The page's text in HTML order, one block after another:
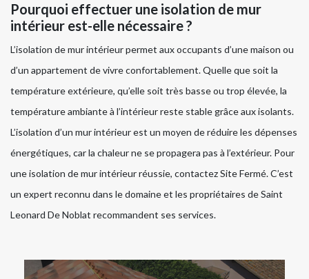
Pourquoi effectuer une isolation de mur
intérieur est-elle nécessaire ?
L’isolation de mur intérieur permet aux occupants d’une maison ou
d’un appartement de vivre confortablement. Quelle que soit la
température extérieure, qu’elle soit très basse ou trop élevée, la
température ambiante à l’intérieur reste stable grâce aux isolants.
L’isolation d’un mur intérieur est un moyen de réduire les dépenses
énergétiques, car la chaleur ne se propagera pas à l’extérieur. Pour
une isolation de mur intérieur réussie, contactez Site Fermé. C’est
un expert reconnu dans le domaine et les propriétaires de Saint
Leonard De Noblat recommandent ses services.